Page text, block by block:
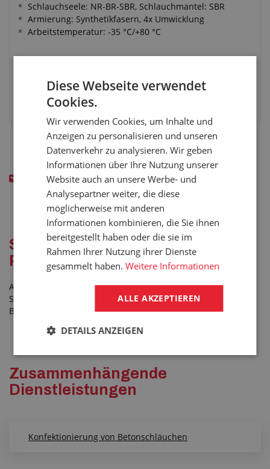
Schlauchseele: NR-BR-SBR, Schlauchmantel: SBR
Armierung: Synthetikfasern, 4x Umwicklung
Arbeitstemperatur: -35 °C/+80 °C
Haben Sie nicht das gefunden wonach Sie gesucht
haben? Schreiben Sie uns!
Schläuche zum Auftragen von
Putz und für Betonmischungen
Arbeiten Sie mit Beton, Mörtel oder Gipsgemischen? Wählen
Sie aus unserem Angebot an Schläuchen für die
Bauindustrie.
Zusammenhängende
Dienstleistungen
Konfektionierung von Betonschläuchen
Diese Webseite verwendet
Cookies.
Wir verwenden Cookies, um Inhalte und
Anzeigen zu personalisieren und unseren
Datenverkehr zu analysieren. Wir geben
Informationen über Ihre Nutzung unserer
Website auch an unsere Werbe- und
Analysepartner weiter, die diese
möglicherweise mit anderen
Informationen kombinieren, die Sie ihnen
bereitgestellt haben oder die sie im
Rahmen Ihrer Nutzung ihrer Dienste
gesammelt haben.Weitere Informationen
ALLE AKZEPTIEREN
DETAILS ANZEIGEN